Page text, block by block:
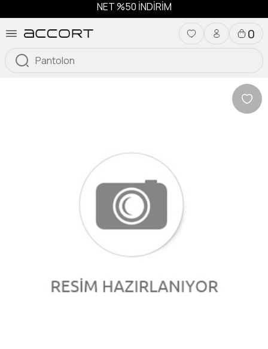
NET %50 İNDİRİM
0